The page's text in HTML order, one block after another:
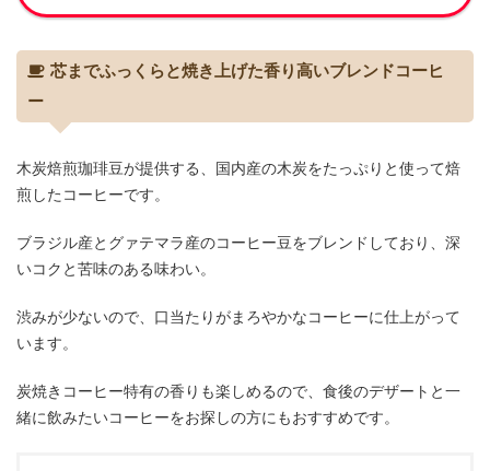
芯までふっくらと焼き上げた香り高いブレンドコーヒ
ー
木炭焙煎珈琲豆が提供する、国内産の木炭をたっぷりと使って焙
煎したコーヒーです。
ブラジル産とグァテマラ産のコーヒー豆をブレンドしており、深
いコクと苦味のある味わい。
渋みが少ないので、口当たりがまろやかなコーヒーに仕上がって
います。
炭焼きコーヒー特有の香りも楽しめるので、食後のデザートと一
緒に飲みたいコーヒーをお探しの方にもおすすめです。